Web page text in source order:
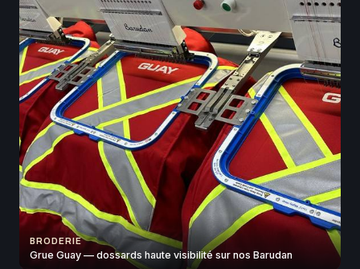
BRODERIE
Grue Guay — dossards haute visibilité sur nos Barudan